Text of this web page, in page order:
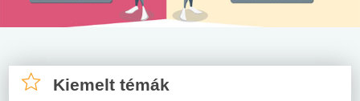
Kiemelt témák